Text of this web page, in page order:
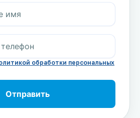
обработки персональных